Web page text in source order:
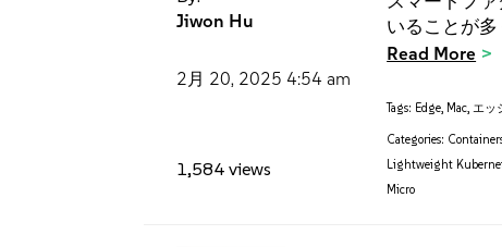
Jiwon Hu
2月 20, 2025 4:54 am
1,584 views
いることが
Read More
Tags: Edge, Mac,エッ
Categories:
Lightweight
Micro